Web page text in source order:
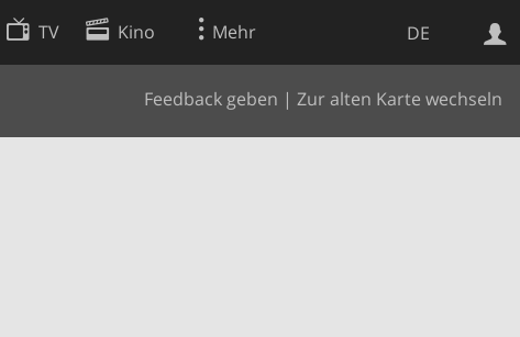
DE
TV Kino Mehr
Feedback geben | Zur alten Karte wechseln
Websuche